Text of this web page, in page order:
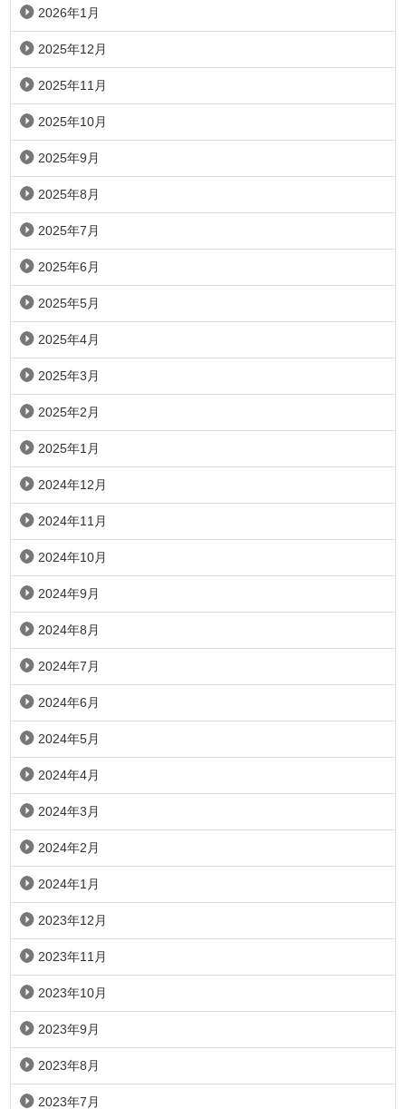
2026年1月
2025年12月
2025年11月
2025年10月
2025年9月
2025年8月
2025年7月
2025年6月
2025年5月
2025年4月
2025年3月
2025年2月
2025年1月
2024年12月
2024年11月
2024年10月
2024年9月
2024年8月
2024年7月
2024年6月
2024年5月
2024年4月
2024年3月
2024年2月
2024年1月
2023年12月
2023年11月
2023年10月
2023年9月
2023年8月
2023年7月